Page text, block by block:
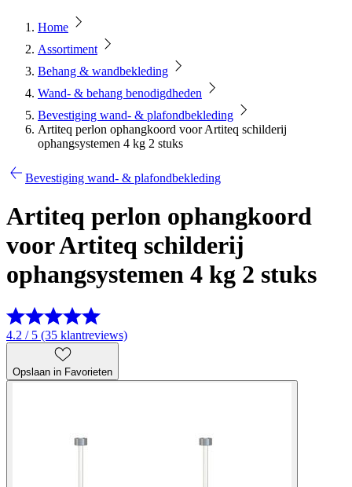
Home
Assortiment
Behang & wandbekleding
Wand- & behang benodigdheden
Bevestiging wand- & plafondbekleding
Artiteq perlon ophangkoord voor Artiteq schilderij
ophangsystemen 4 kg 2 stuks
Bevestiging wand- & plafondbekleding
Artiteq perlon ophangkoord
voor Artiteq schilderij
ophangsystemen 4 kg 2 stuks
4.2 / 5 (35 klantreviews)
Opslaan in Favorieten